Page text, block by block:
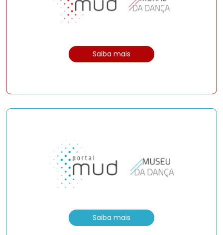
Saiba mais
Saiba mais